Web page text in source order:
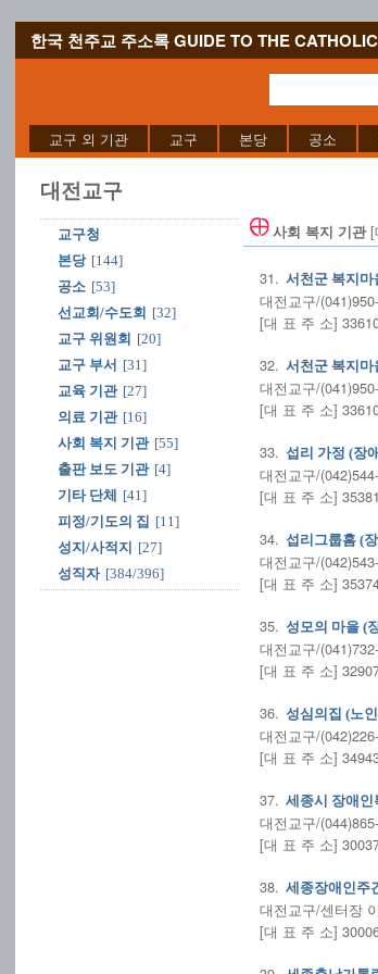
한국 천주교 주소록 GUIDE TO THE
교구 외 기관 교구 본당 공소
대전교구
교구청
본당 [144]
공소 [53]
선교회/수도회 [32]
교구 위원회 [20]
교구 부서 [31]
교육 기관 [27]
의료 기관 [16]
사회 복지 기관 [55]
출판 보도 기관 [4]
기타 단체
[41]
피정/기도의 집 [11]
성지/사적지
[27]
성직자 [384/396]
사회 복지 기관[
31. 서천군 복지마
대전교구/
[대 표 주 소]
32. 서천군 복지마
대전교구/
[대 표 주 소]
33. 섭리 가정 (장
대전교구/
[대 표 주 소]
34. 섭리그룹홈 (
대전교구/
[대 표 주 소]
35. 성모의 마을 (
대전교구/
[대 표 주 소]
36. 성심의집 (노
대전교구/
[대 표 주 소]
37. 세종시 장애인
대전교구/
[대 표 주 소]
38. 세종장애인주
대전교구/센터장
[대 표 주 소]